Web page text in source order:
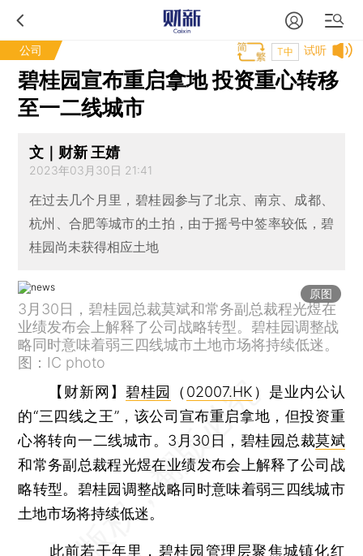
公司 试听
T中
碧桂园宣布重启拿地 投资重心转移
至一二线城市
文｜财新 王婧
2023年03月30日 21:41
在过去几个月里，碧桂园参与了北京、南京、成都、
杭州、合肥等城市的土拍，由于摇号中签率较低，碧
桂园尚未获得相应土地
原图
3月30日，碧桂园总裁莫斌和常务副总裁程光煜在
业绩发布会上解释了公司战略转型。碧桂园调整战
略同时意味着弱三四线城市土地市场将持续低迷。
图：IC photo
【财新网】 碧桂园 （ 02007.HK ）是业内公认
的“三四线之王”，该公司宣布重启拿地，但投资重
心将转向一二线城市。3月30日，碧桂园总裁莫斌
和常务副总裁程光煜在业绩发布会上解释了公司战
略转型。碧桂园调整战略同时意味着弱三四线城市
土地市场将持续低迷。
此前若干年里，碧桂园管理层聚焦城镇化红